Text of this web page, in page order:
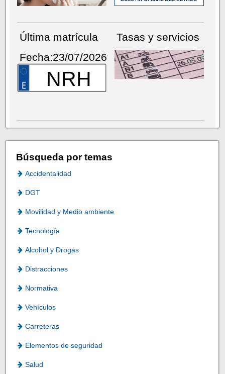
Última matrícula
Fecha:23/07/2026
NRH
Tasas y servicios
Búsqueda por temas
Accidentalidad
DGT
Movilidad y Medio ambiente
Tecnología
Alcohol y Drogas
Distracciones
Normativa
Vehículos
Carreteras
Elementos de seguridad
Salud